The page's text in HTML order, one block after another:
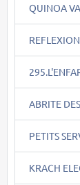
QUINOA
ABRITE
PETITS
KRACH